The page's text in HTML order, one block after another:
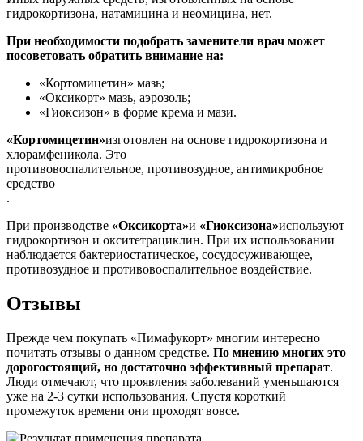
гидрокортизона, натамицина и неомицина, нет.
При необходимости подобрать заменители врач может
посоветовать обратить внимание на:
«Кортомицетин» мазь;
«Оксикорт» мазь, аэрозоль;
«Гиоксизон» в форме крема и мази.
«Кортомицетин»изготовлен на основе гидрокортизона и
хлорамфеникола. Это
противовоспалительное, противозудное, антимикробное
средство
.
При производстве «Оксикорта»и «Гиоксизона»используют
гидрокортизон и окситетрациклин. При их использовании
наблюдается бактериостатическое, сосудосуживающее,
противозудное и противовоспалительное воздействие.
Отзывы
Прежде чем покупать «Пимафукорт» многим интересно
почитать отзывы о данном средстве. По мнению многих это
дорогостоящий, но достаточно эффективный препарат.
Люди отмечают, что проявления заболеваний уменьшаются
уже на 2-3 сутки использования. Спустя короткий
промежуток времени они проходят вовсе.